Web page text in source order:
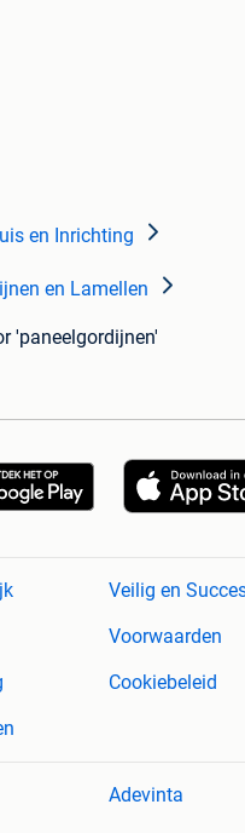
en Inrichting
en Lamellen
'paneelgordijnen'
Veilig en
Voorwaarden
Cookiebeleid
Adevinta